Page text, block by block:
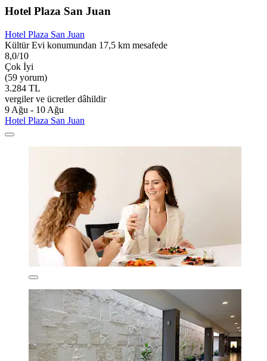
Hotel Plaza San Juan
Hotel Plaza San Juan
Kültür Evi konumundan 17,5 km mesafede
8,0/10
Çok İyi
(59 yorum)
3.284 TL
vergiler ve ücretler dâhildir
9 Ağu - 10 Ağu
Hotel Plaza San Juan